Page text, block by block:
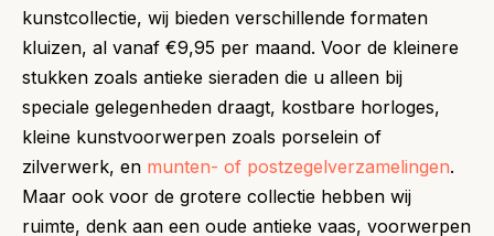
kunstcollectie, wij bieden verschillende formaten
kluizen, al vanaf €9,95 per maand. Voor de kleinere
stukken zoals antieke sieraden die u alleen bij
speciale gelegenheden draagt, kostbare horloges,
kleine kunstvoorwerpen zoals porselein of
zilverwerk, en munten- of postzegelverzamelingen.
Maar ook voor de grotere collectie hebben wij
ruimte, denk aan een oude antieke vaas, voorwerpen